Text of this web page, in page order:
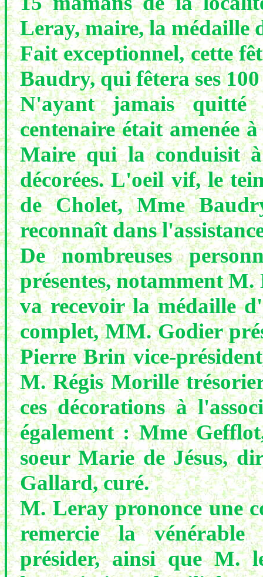
Leray, maire, la médaille
Fait exceptionnel, cette
Baudry, qui fêtera ses
N'ayant jamais quitté
centenaire était amenée
Maire qui la conduisit
décorées. L'oeil vif, le
de Cholet, Mme
reconnaît dans
De nombreuses
présentes, notamment
va recevoir la médaille
complet, MM. Godier
Pierre Brin vice-
M. Régis Morille
ces décorations à
également : Mme
soeur Marie de Jésus,
Gallard, curé.
M. Leray prononce une
remercie la
présider, ainsi que M.